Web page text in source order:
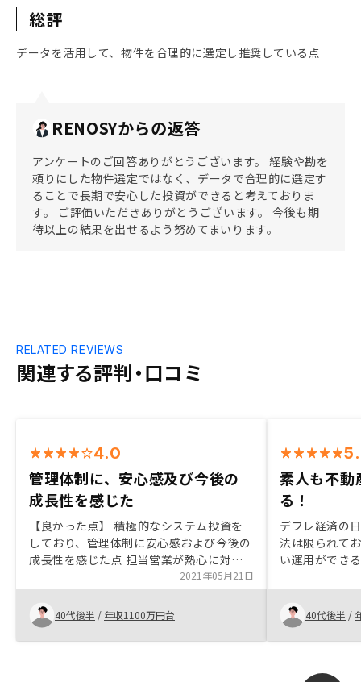
総評
データを活用して、物件を合理的に選定し推奨している点
RENOSYからの返答
アンケートのご回答ありがとうございます。 経験や勘を
頼りにした物件選定ではなく、データで合理的に選定す
ることで長期で安心した投資ができると考えておりま
す。 ご評価いただきありがとうございます。 今後も期
待以上の結果を出せるよう努めてまいります。
関連する評判・口コミ
RELATED REVIEWS
4.0
管理体制に、安心感及び今後の
成長性を感じた
【良かった点】 積極的なシステム投資を
しており、管理体制に安心感および今後の
成長性を感じた点 担当営業が熱心に対応
してくれた点税金に関するアドバイス
2021年05月21日
40代後半 / 年収1100万円台
素人も不動
る！
デフレ経済の
法は限られて
い運用ができ
ましたが、本
話を聞いて思
もしっかりし
3棟購入してわ
40代後半 /